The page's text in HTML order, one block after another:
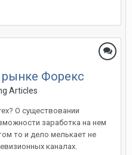
рынке Форекс
Articles
О существовании
заработка на нем
то и дело мелькает не
каналах.